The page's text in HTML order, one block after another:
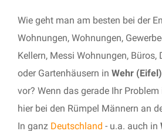
Wie geht man am besten bei der
Wohnungen, Wohnungen,
Kellern, Messi Wohnungen, Büros,
oder Gartenhäusern in Wehr (Eifel)
vor? Wenn das gerade Ihr
hier bei den Rümpel Männern an
In ganz Deutschland - u.a. auch in